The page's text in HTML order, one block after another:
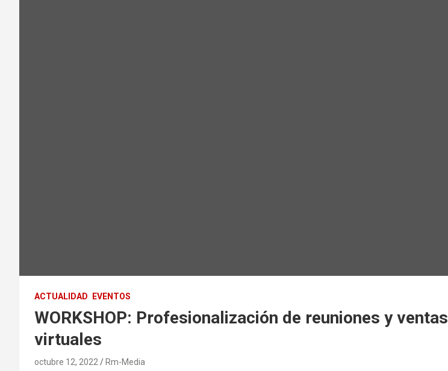
ACTUALIDAD EVENTOS
WORKSHOP: Profesionalización de reuniones y ventas
virtuales
octubre 12, 2022 Rm-Media